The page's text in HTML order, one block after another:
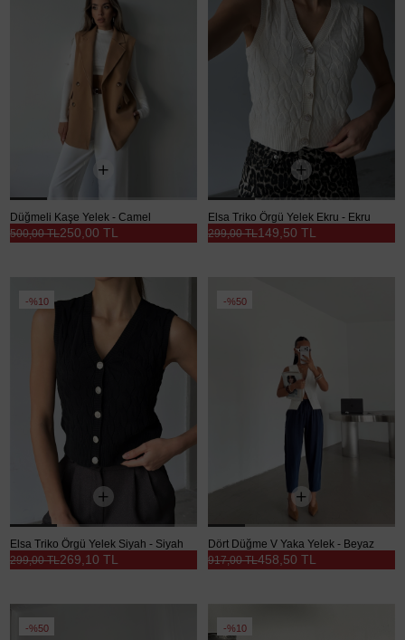
Düğmeli Kaşe Yelek - Camel
250,00 TL
500,00 TL
Elsa Triko Örgü Yelek Ekru - Ekru
149,50 TL
299,00 TL
%10
Elsa Triko Örgü Yelek Siyah - Siyah
269,10 TL
299,00 TL
%50
Dört Düğme V Yaka Yelek - Beyaz
458,50 TL
917,00 TL
%50 %10